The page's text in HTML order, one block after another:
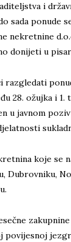
i
sada ponude
nekretnine
donijeti u
razgledati
28. ožujka i 1.
u javnom
koje se
Dubrovniku,